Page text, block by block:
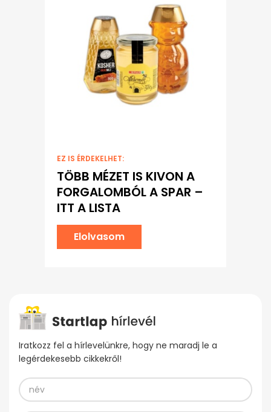
EZ IS ÉRDEKELHET:
TÖBB MÉZET IS KIVON A
FORGALOMBÓL A SPAR –
ITT A LISTA
Elolvasom
Iratkozz fel a hírlevelünkre, hogy ne maradj le a
legérdekesebb cikkekről!